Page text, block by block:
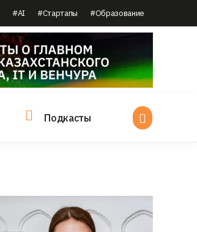
#AI #Стартапы #Образование
Подкасты